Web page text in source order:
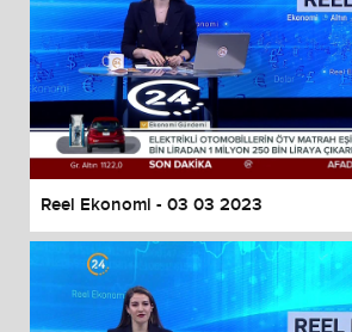
Reel Ekonomi - 03 03 2023